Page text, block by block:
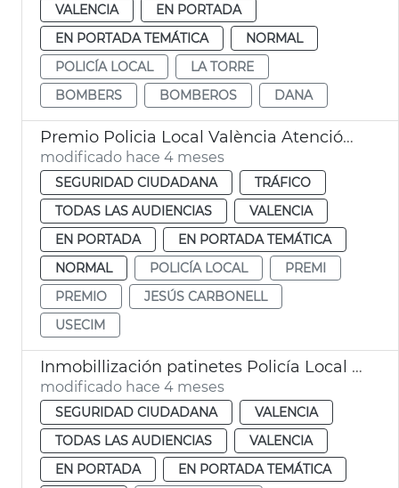
VALENCIA
EN PORTADA
EN PORTADA TEMÁTICA
NORMAL
POLICÍA LOCAL
LA TORRE
BOMBERS
BOMBEROS DANA
Premio Policia Local València Atención víctimas siniestros viales
modificado hace 4 meses
SEGURIDAD CIUDADANA
TRÁFICO
TODAS LAS AUDIENCIAS
VALENCIA
EN PORTADA
EN PORTADA TEMÁTICA
NORMAL
POLICÍA LOCAL
PREMI
PREMIO
JESÚS CARBONELL
USECIM
Inmobillización patinetes Policía Local València
modificado hace 4 meses
SEGURIDAD CIUDADANA
VALENCIA
TODAS LAS AUDIENCIAS
VALENCIA
EN PORTADA
EN PORTADA TEMÁTICA